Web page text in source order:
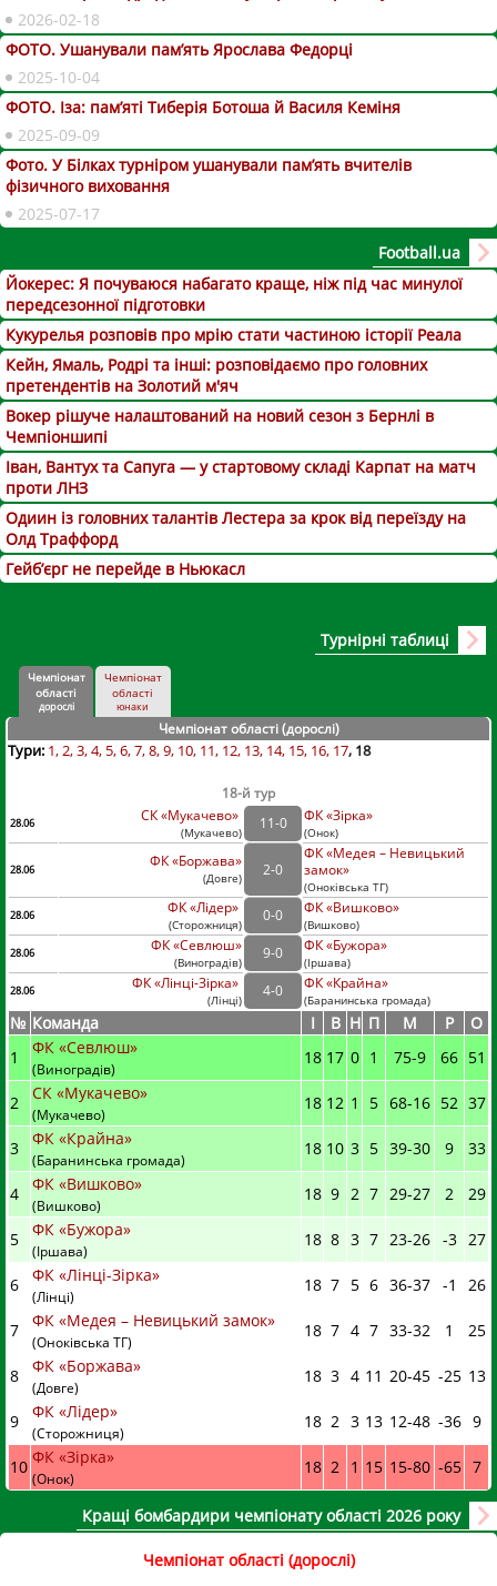
2026-02-18
ФОТО. Ушанували пам’ять Ярослава Федорці
2025-10-04
ФОТО. Іза: пам’яті Тиберія Ботоша й Василя Кеміня
2025-09-09
Фото. У Білках турніром ушанували пам’ять вчителів
фізичного виховання
2025-07-17
Football.ua
Йокерес: Я почуваюся набагато краще, ніж під час минулої
передсезонної підготовки
Кукурелья розповів про мрію стати частиною історії Реала
Кейн, Ямаль, Родрі та інші: розповідаємо про головних
претендентів на Золотий м'яч
Вокер рішуче налаштований на новий сезон з Бернлі в
Чемпіоншипі
Іван, Вантух та Сапуга — у стартовому складі Карпат на матч
проти ЛНЗ
Одиин із головних талантів Лестера за крок від переїзду на
Олд Траффорд
Гейб’єрг не перейде в Ньюкасл
Турнірні таблиці
Чемпіонат
області
дорослі
Чемпіонат
області
юнаки
Чемпіонат області (дорослі)
Тури: 1 2 3 4 5 6 7 8 9 10 11 12 13 14 15 16 17 18
18-й тур
28.06 СК «Мукачево»
(Мукачево)
11-0 ФК «Зірка»
(Онок)
28.06
ФК «Боржава»
(Довге)
2-0
ФК «Медея – Невицький
замок»
(Оноківська ТГ)
28.06
ФК «Лідер»
(Сторожниця)
0-0 ФК «Вишково»
(Вишково)
28.06
ФК «Севлюш»
(Виноградів)
9-0 ФК «Бужора»
(Іршава)
28.06
ФК «Лінці-Зірка»
(Лінці)
4-0 ФК «Крайна»
(Баранинська громада)
№ Команда I В Н П М Р
О
1
ФК «Севлюш»
(Виноградів)
18 17 0 1 75-9 66 51
2 СК «Мукачево»
(Мукачево)
18 12 1 5 68-16 52 37
3 ФК «Крайна»
(Баранинська громада)
18 10 3 5 39-30 9 33
4 ФК «Вишково»
(Вишково)
18 9 2 7 29-27 2 29
5 ФК «Бужора»
(Іршава)
18 8 3 7 23-26 -3 27
6 ФК «Лінці-Зірка»
(Лінці)
18 7 5 6 36-37 -1 26
7 ФК «Медея – Невицький замок»
(Оноківська ТГ)
18 7 4 7 33-32 1 25
8 ФК «Боржава»
(Довге)
18 3 4 11 20-45 -25 13
9 ФК «Лідер»
(Сторожниця)
18 2 3 13 12-48 -36 9
10 ФК «Зірка»
(Онок)
18 2 1 15 15-80 -65 7
Кращі бомбардири чемпіонату області 2026 року
Чемпіонат області (дорослі)